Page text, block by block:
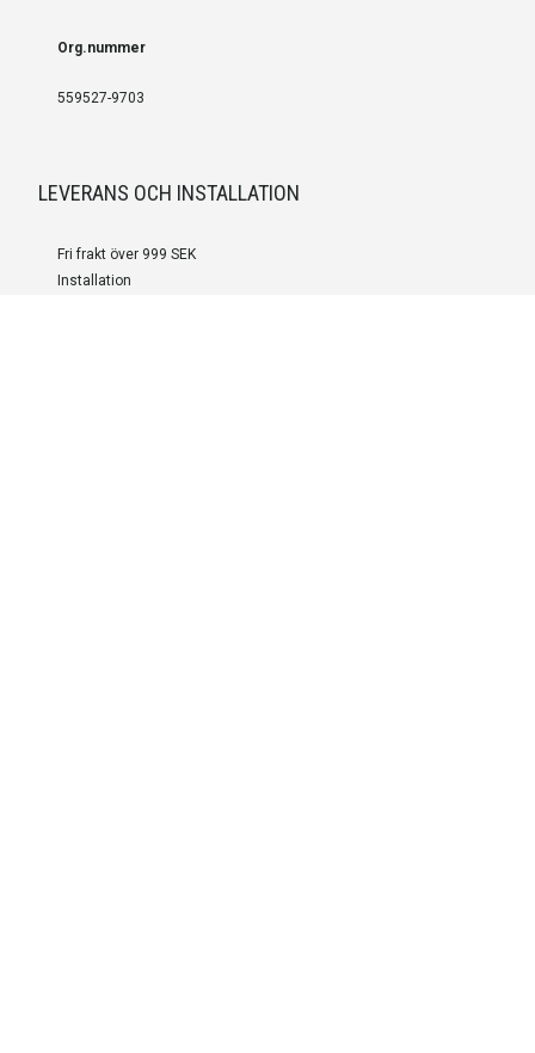
Org.nummer
559527-9703
LEVERANS OCH INSTALLATION
Fri frakt över 999 SEK
Installation